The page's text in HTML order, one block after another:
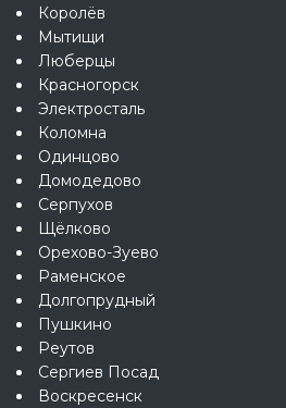
Королёв
Мытищи
Люберцы
Красногорск
Электросталь
Коломна
Одинцово
Домодедово
Серпухов
Щёлково
Орехово-Зуево
Раменское
Долгопрудный
Пушкино
Реутов
Сергиев Посад
Воскресенск